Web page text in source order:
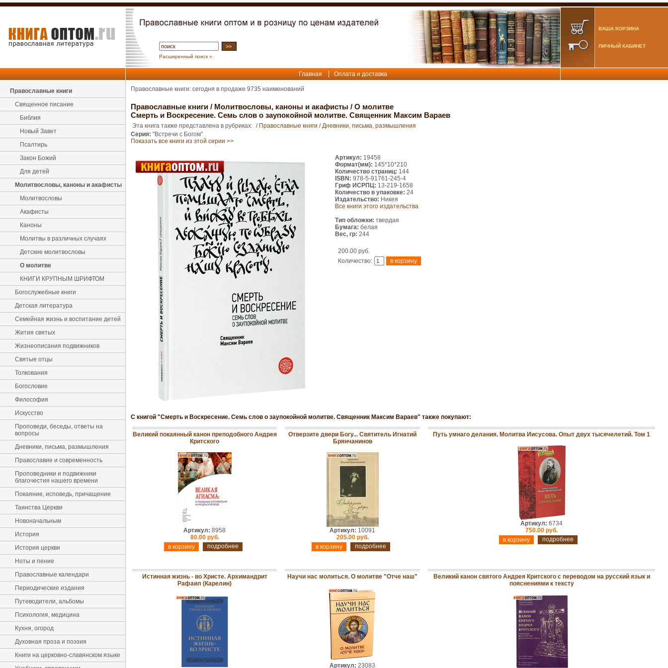
Расширенный поиск »
ВАША КОРЗИНА
ЛИЧНЫЙ КАБИНЕТ
Главная Оплата и доставка
Православные книги
Священное писание
Библия
Новый Завет
Псалтирь
Закон Божий
Для детей
Молитвословы, каноны и акафисты
Молитвословы
Акафисты
Каноны
Молитвы в различных случаях
Детские молитвословы
О молитве
КНИГИ КРУПНЫМ ШРИФТОМ
Богослужебные книги
Детская литература
Семейная жизнь и воспитание детей
Жития святых
Жизнеописания подвижников
Святые отцы
Толкования
Богословие
Философия
Искусство
Проповеди, беседы, ответы на
вопросы
Дневники, письма, размышления
Православие и современность
Проповедники и подвижники
благочестия нашего времени
Покаяние, исповедь, причащение
Таинства Церкви
Новоначальным
История
История церкви
Ноты и пение
Православные календари
Периодические издания
Путеводители, альбомы
Психология, медицина
Кухня, огород
Духовная проза и поэзия
Книги на церковно-славянском языке
Православные книги: сегодня в продаже 9735 наименований
Православные книги / Молитвословы, каноны и акафисты / О молитве
Смерть и Воскресение. Семь слов о заупокойной молитве. Священник Максим Вараев
Эта книга также представлена в рубриках: / Православные книги /Дневники, письма, размышления
Серия: "Встречи с Богом"
Показать все книги из этой серии >>
Артикул: 19458
Формат(мм): 145*10*210
Количество страниц: 144
ISBN: 978-5-91761-245-4
Гриф ИСРПЦ: 13-219-1658
Количество в упаковке: 24
Издательство: Никея
Все книги этого издательства
Тип обложки: твердая
Бумага: белая
Вес, гр: 244
200.00 руб.
Количество:
С книгой "Смерть и Воскресение. Семь слов о заупокойной молитве. Священник Максим Вараев" также покупают:
Великий покаянный канон преподобного Андрея
Критского
Артикул: 8958
80.00 руб.
подробнее
Отверзите двери Богу... Святитель Игнатий
Брянчанинов
Артикул: 10091
205.00 руб.
подробнее
Путь умнаго делания. Молитва Иисусова. Опыт двух тысячелетий. Том 1
Артикул: 6734
750.00 руб.
подробнее
Истинная жизнь - во Христе. Архимандрит
Рафаил (Карелин)
Научи нас молиться. О молитве "Отче наш"
Артикул: 23083
Великий канон святого Андрея Критского с переводом на русский язык и
пояснениями к тексту